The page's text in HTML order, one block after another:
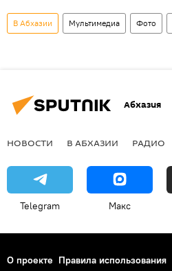
В Абхазии Мультимедиа Фото
Абхазия
НОВОСТИ В АБХАЗИИ РАДИО
Telegram Макс
О проекте Правила использования